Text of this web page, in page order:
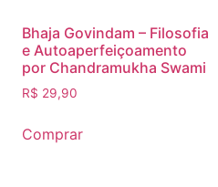
Bhaja Govindam – Filosofia
e Autoaperfeiçoamento
por Chandramukha Swami
R$ 29,90
Comprar